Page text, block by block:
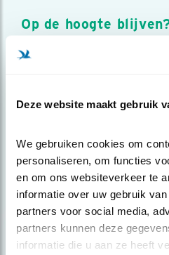
Deze website maakt gebruik
We gebruiken cookies om
personaliseren, om functies
en om ons websiteverkeer te
informatie over uw gebruik
partners voor social media,
partners kunnen deze
informatie die u aan ze heeft
Op de hoogte
Meld je aan en ontvang
over vogels en activiteiten van